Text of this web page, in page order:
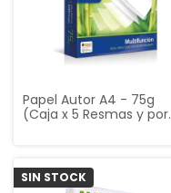
Papel Autor A4 - 75g
(Caja x 5 Resmas y por
SIN STOCK